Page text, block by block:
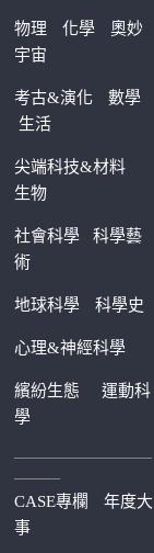
物理 化學
奧妙
宇宙
考古&演化
數學
生活
尖端科技&材料
生物
社會科學科學藝
術
地球科學 科學史
心理&神經科學
繽紛生態運動科
學
—————————
———
CASE專欄
年度大
事